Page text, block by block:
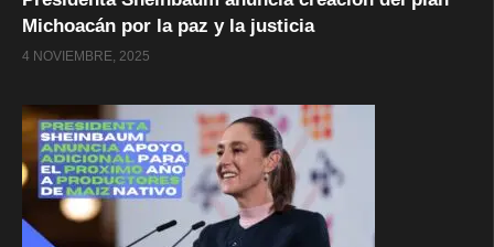
Michoacán por la paz y la justicia
4 NOVIEMBRE, 2025